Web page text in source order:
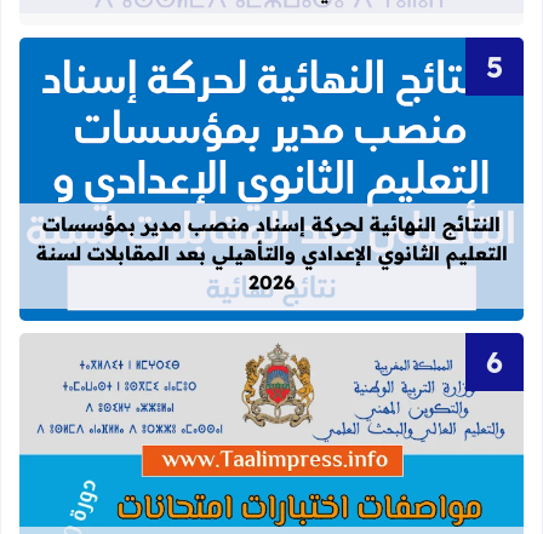
قراءة المزيد عن النتائج النهائية
النتائج النهائية لحركة إسناد منصب مدير بمؤسسات
التعليم الثانوي الإعدادي والتأهيلي بعد المقابلات لسنة
2026
قراءة المزيد عن تحيين مواصفات